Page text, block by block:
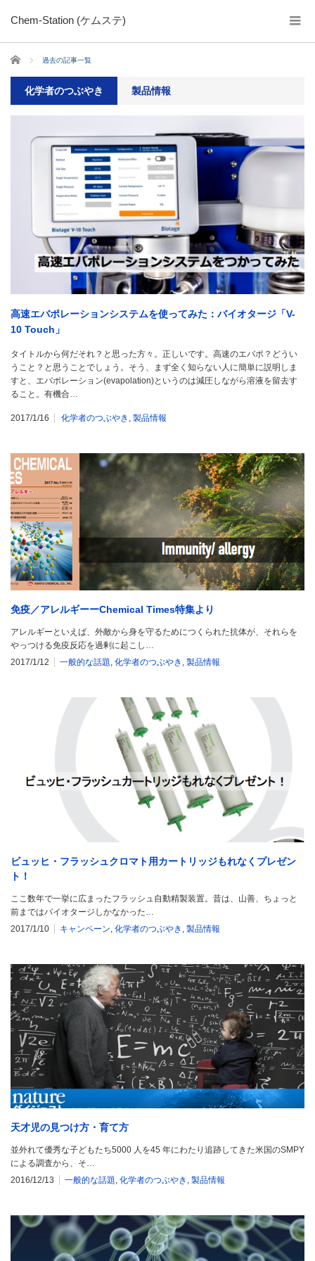
Chem-Station (ケムステ)
ホーム 過去の記事一覧
化学者のつぶやき 製品情報
高速エバポレーションシステムを使ってみた：バイオタージ「V-
10 Touch」
タイトルから何だそれ？と思った方々。正しいです。高速のエバポ？どうい
うこと？と思うことでしょう。そう、まず全く知らない人に簡単に説明しま
すと、エバポレーション(evapolation)というのは減圧しながら溶液を留去す
ること。有機合…
2017/1/16 化学者のつぶやき , 製品情報
免疫／アレルギーーChemical Times特集より
アレルギーといえば、外敵から身を守るためにつくられた抗体が、それらを
やっつける免疫反応を過剰に起こし…
2017/1/12
一般的な話題, 化学者のつぶやき , 製品情報
ビュッヒ・フラッシュクロマト用カートリッジもれなくプレゼン
ト！
ここ数年で一挙に広まったフラッシュ自動精製装置。昔は、山善、ちょっと
前まではバイオタージしかなかった…
2017/1/10
キャンペーン 化学者のつぶやき 製品情報
天才児の見つけ方・育て方
並外れて優秀な子どもたち5000 人を45 年にわたり追跡してきた米国のSMPY
による調査から、そ…
2016/12/13
一般的な話題, 化学者のつぶやき , 製品情報